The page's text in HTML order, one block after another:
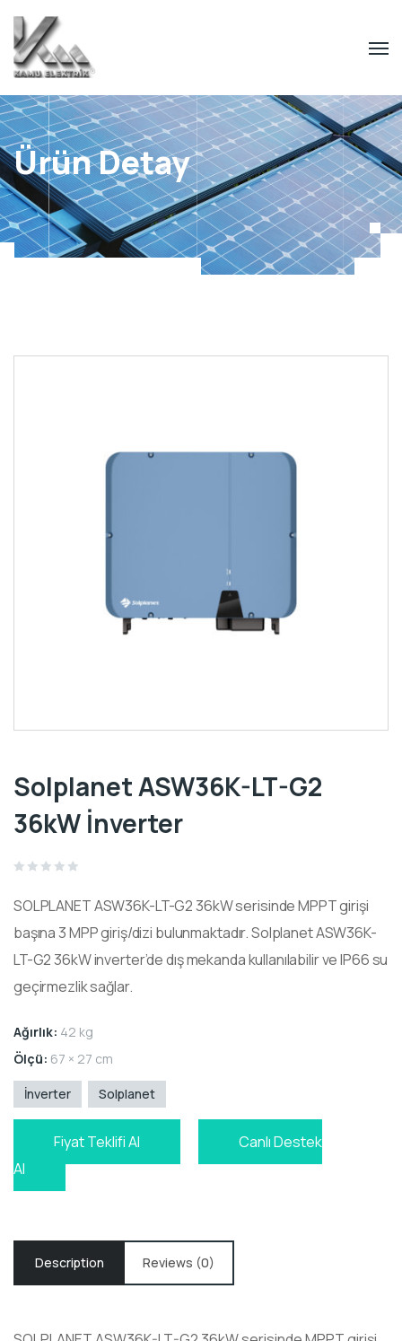
Ürün Detay
Solplanet ASW36K-LT-G2
36kW İnverter
out
5
SOLPLANET ASW36K-LT-G2 36kW serisinde MPPT girişi
başına 3 MPP giriş/dizi bulunmaktadır. Solplanet ASW36K-
LT-G2 36kW inverter’de dış mekanda kullanılabilir ve IP66 su
geçirmezlik sağlar.
Ağırlık: 42 kg
Ölçü: 67 × 27 cm
İnverter Solplanet
Fiyat Teklifi Al
Canlı Destek
Al
Description Reviews (0)